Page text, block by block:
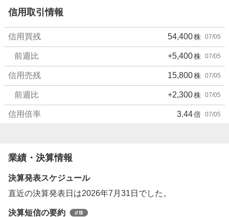
売
り
た
い
信用取引情報
信用買残 54,400株 07/05
前週比 +5,400株 07/05
信用売残 15,800株 07/05
前週比 +2,300株 07/05
信用倍率 3.44倍 07/05
業績・決算情報
決算発表スケジュール
直近の決算発表日は2026年7月31日でした。
決算短信の要約